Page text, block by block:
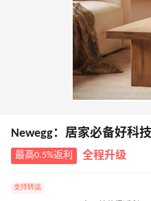
Newegg：居家必备好科
最高0.5%返利 全程升级
支持转运